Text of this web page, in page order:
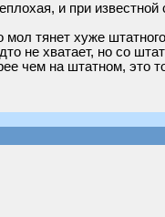
и при
тянет хуже
не хватает, но со
чем на штатном, это